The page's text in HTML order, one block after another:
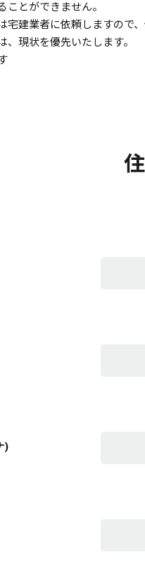
とができません。
建業者に依頼しますので、
現状を優先いたします。
)